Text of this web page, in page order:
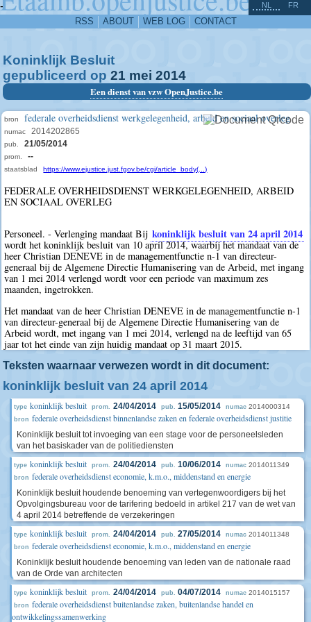
-
RSS ABOUT WEB LOG CONTACT
NL FR
Koninklijk Besluit
gepubliceerd op 21 mei 2014
Een dienst van vzw OpenJustice.be
bron federale overheidsdienst werkgelegenheid, arbeid en sociaal overleg
numac 2014202865
pub. 21/05/2014
prom. --
staatsblad https://www.ejustice.just.fgov.be/cgi/article_body(...)
FEDERALE OVERHEIDSDIENST WERKGELEGENHEID, ARBEID
EN SOCIAAL OVERLEG
Personeel. - Verlenging mandaat Bij koninklijk besluit van 24 april 2014
wordt het koninklijk besluit van 10 april 2014, waarbij het mandaat van de
heer Christian DENEVE in de managementfunctie n-1 van directeur-
generaal bij de Algemene Directie Humanisering van de Arbeid, met ingang
van 1 mei 2014 verlengd wordt voor een periode van maximum zes
maanden, ingetrokken.
Het mandaat van de heer Christian DENEVE in de managementfunctie n-1
van directeur-generaal bij de Algemene Directie Humanisering van de
Arbeid wordt, met ingang van 1 mei 2014, verlengd na de leeftijd van 65
jaar tot het einde van zijn huidig mandaat op 31 maart 2015.
Teksten waarnaar verwezen wordt in dit document:
koninklijk besluit van 24 april 2014
type koninklijk besluit prom. 24/04/2014 pub. 15/05/2014 numac 2014000314
bron federale overheidsdienst binnenlandse zaken en federale overheidsdienst justitie
Koninklijk besluit tot invoeging van een stage voor de personeelsleden
van het basiskader van de politiediensten
type koninklijk besluit prom. 24/04/2014 pub. 10/06/2014 numac 2014011349
bron federale overheidsdienst economie, k.m.o., middenstand en energie
Koninklijk besluit houdende benoeming van vertegenwoordigers bij het
Opvolgingsbureau voor de tarifering bedoeld in artikel 217 van de wet van
4 april 2014 betreffende de verzekeringen
type koninklijk besluit prom. 24/04/2014 pub. 27/05/2014 numac 2014011348
bron federale overheidsdienst economie, k.m.o., middenstand en energie
Koninklijk besluit houdende benoeming van leden van de nationale raad
van de Orde van architecten
type koninklijk besluit prom. 24/04/2014 pub. 04/07/2014 numac 2014015157
bron federale overheidsdienst buitenlandse zaken, buitenlandse handel en
ontwikkelingssamenwerking
^